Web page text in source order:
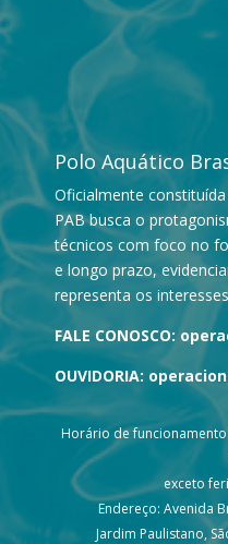
Polo Aquático
Oficialmente
PAB busca o
técnicos com foco no
e longo prazo,
representa os
FALE CONOSCO:
OUVIDORIA:
Horário de
exceto
Endereço: Avenida
Jardim Paulistano,